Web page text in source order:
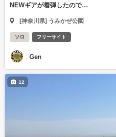
NEWギアが着弾したので…
[神奈川県] うみかぜ公園
ソロ フリーサイト
Gen
12